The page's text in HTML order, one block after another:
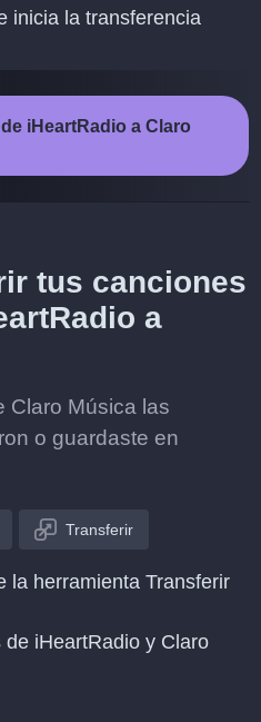
inicia la transferencia
iHeartRadio a Claro
tus canciones
a
Claro Música las
o guardaste en
Transferir
la herramienta Transferir
iHeartRadio y Claro